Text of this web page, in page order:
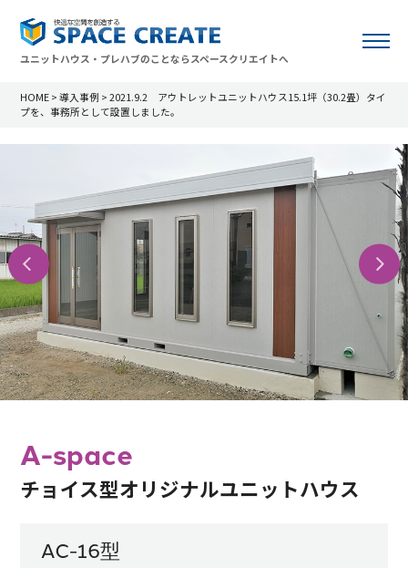
ユニットハウス・プレハブのことならスペースクリエイトへ
HOME >導入事例 >2021.9.2 アウトレットユニットハウス15.1坪（30.2畳）タイ
プを、事務所として設置しました。
A-space
チョイス型オリジナルユニットハウス
AC-16型